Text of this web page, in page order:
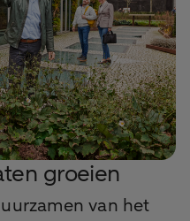
groeien
van het